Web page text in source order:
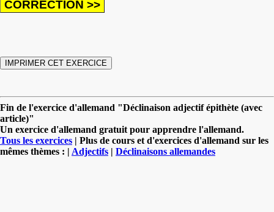
Fin de l'exercice d'allemand "Déclinaison adjectif épithète (avec
article)"
Un exercice d'allemand gratuit pour apprendre l'allemand.
Tous les exercices | Plus de cours et d'exercices d'allemand sur les
mêmes thèmes : | Adjectifs | Déclinaisons allemandes